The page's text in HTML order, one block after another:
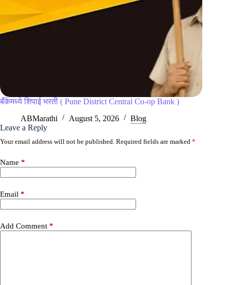
बँकेमध्ये शिपाई भरती ( Pune District Central Co-op Bank )
ABMarathi
August 5, 2026
Blog
Leave a Reply
Your email address will not be published. Required fields are marked *
Name *
Email *
Add Comment *